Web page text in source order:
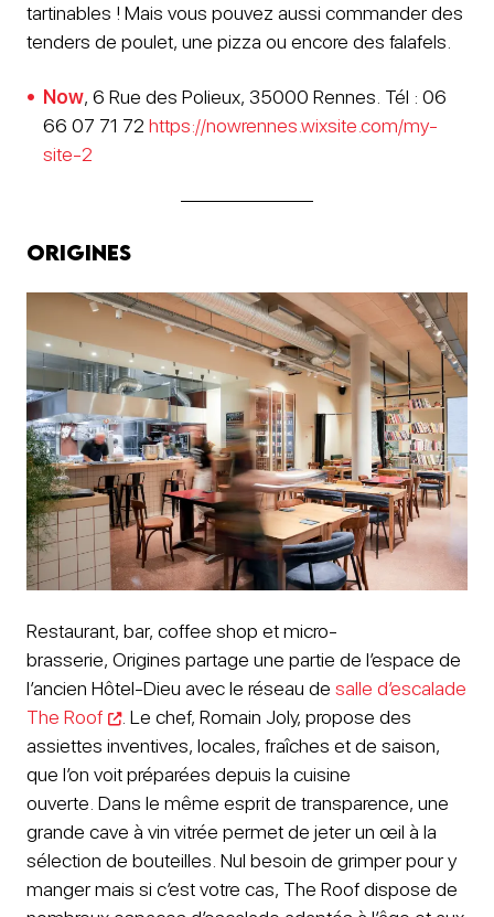
tartinables ! Mais vous pouvez aussi commander des
tenders de poulet, une pizza ou encore des falafels.
Now, 6 Rue des Polieux, 35000 Rennes. Tél : 06
66 07 71 72 https://nowrennes.wixsite.com/my-
site-2
Origines
Restaurant, bar, coffee shop et micro-
brasserie, Origines partage une partie de l’espace de
l’ancien Hôtel-Dieu avec le réseau de salle d’escalade
The Roof
. Le chef, Romain Joly, propose des
assiettes inventives, locales, fraîches et de saison,
que l’on voit préparées depuis la cuisine
ouverte. Dans le même esprit de transparence, une
grande cave à vin vitrée permet de jeter un œil à la
sélection de bouteilles. Nul besoin de grimper pour y
manger mais si c’est votre cas, The Roof dispose de